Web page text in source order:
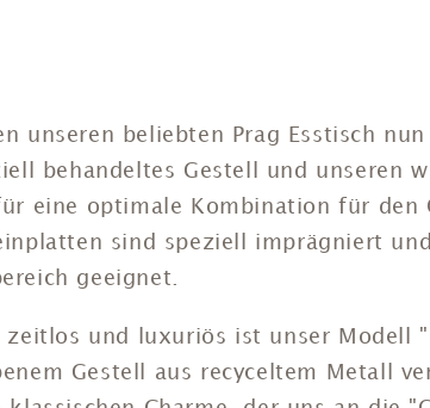
unseren beliebten Prag Esstisch
behandeltes Gestell und unseren
eine optimale Kombination für den
sind speziell imprägniert
geeignet.
zeitlos und luxuriös ist unser Modell
Gestell aus recyceltem Metall